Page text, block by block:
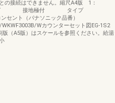
の接続はできません。縮尺A4版 1：
プラグ 接地極付 タイプ
セント（パナソニック品番）
Wカウンターセット図EG-1S2
版（A5版）はスケールを参照ください。給湯